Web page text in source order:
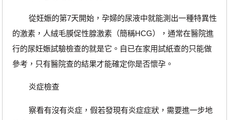
從妊娠的第7天開始，孕婦的尿液中就能測出一種特異性
的激素，人絨毛膜促性腺激素（簡稱HCG），通常在醫院進
行的尿妊娠試驗檢查的就是它。自已在家用試紙查的只能做
參考，只有醫院查的結果才能確定你是否懷孕。
炎症檢查
察看有沒有炎症，假若發現有炎症症狀，需要進一步地